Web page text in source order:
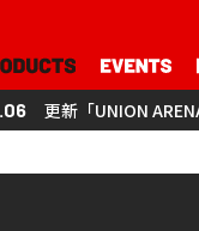
CHAMPIONSHIP26-